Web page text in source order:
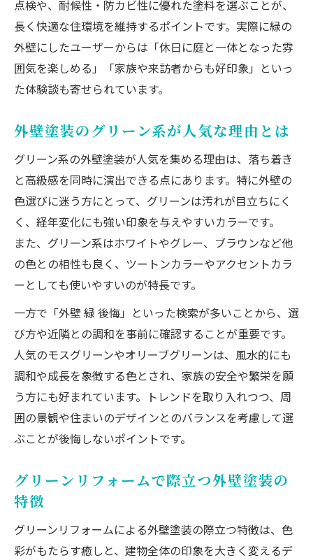
点検や、耐候性・防カビ性に優れた塗料を選ぶことが、
長く快適な住環境を維持するポイントです。実際に緑の
外壁にしたユーザーからは「休日に庭と一体となった雰
囲気を楽しめる」「家族や来訪者からも好印象」といっ
た体験談も寄せられています。
外壁塗装のグリーン系が人気な理由とは
グリーン系の外壁塗装が人気を集める理由は、落ち着き
と高級感を同時に演出できる点にあります。特に外壁の
色選びに迷う方にとって、グリーンは汚れが目立ちにく
く、経年変化にも強い印象を与えやすいカラーです。
また、グリーン系はホワイトやグレー、ブラウンなど他
の色との相性も良く、ツートンカラーやアクセントカラ
ーとしても使いやすいのが特長です。
一方で「外壁 緑 後悔」といった検索が多いことから、選
び方や近隣との調和を事前に確認することが重要です。
人気のモスグリーンやオリーブグリーンは、風水的にも
調和や成長を象徴する色とされ、家族の安全や繁栄を願
う方にも好まれています。トレンドを取り入れつつ、周
囲の景観や住まいのデザインとのバランスを考慮して選
ぶことが後悔しないポイントです。
グリーンリフォームで際立つ外壁塗装の
特徴
グリーンリフォームによる外壁塗装の際立つ特徴は、色
彩がもたらす癒しと、建物全体の印象を大きく変えるデ